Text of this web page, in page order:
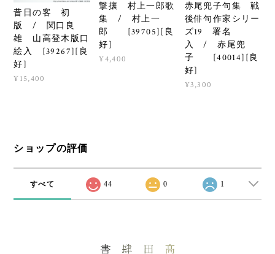
昔日の客 初
版 / 関口良
雄 山高登木版口
絵入 [39267][良
好]
¥15,400
撃攘 村上一郎歌
集 / 村上一
郎 [39705][良
好]
¥4,400
赤尾兜子句集 戦
後俳句作家シリー
ズ19 署名
入 / 赤尾兜
子 [40014][良
好]
¥3,300
ショップの評価
すべて 44 0 1